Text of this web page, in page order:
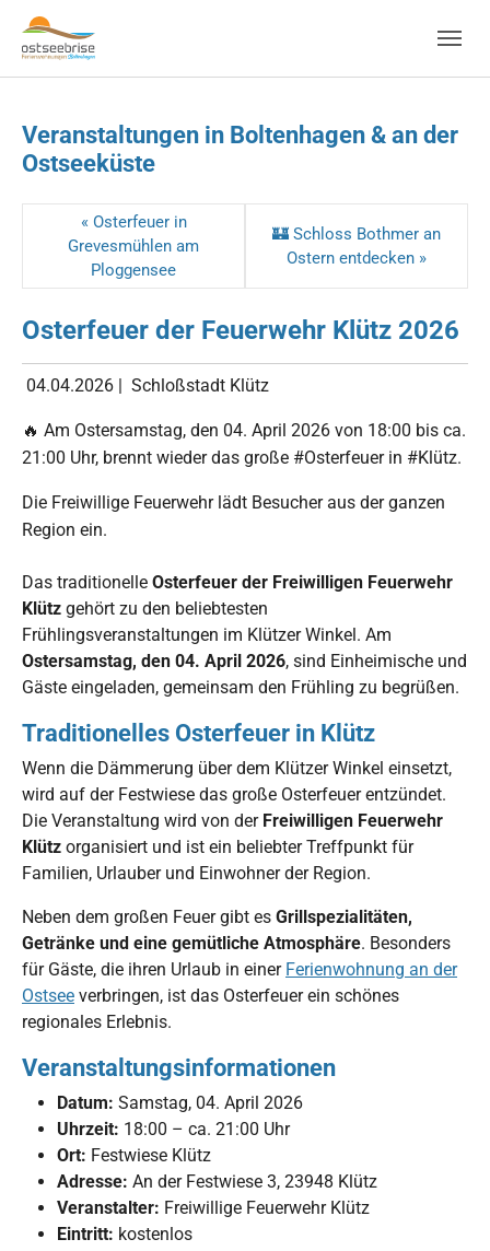
Skip to main navigation
Zum Hauptinhalt springen
Skip to page footer
Veranstaltungen in Boltenhagen & an der
Ostseeküste
« Osterfeuer in
Grevesmühlen am
Ploggensee
🏰 Schloss Bothmer an
Ostern entdecken »
Osterfeuer der Feuerwehr Klütz 2026
04.04.2026 | Schloßstadt Klütz
🔥 Am Ostersamstag, den 04. April 2026 von 18:00 bis ca.
21:00 Uhr, brennt wieder das große #Osterfeuer in #Klütz.
Die Freiwillige Feuerwehr lädt Besucher aus der ganzen
Region ein.
Das traditionelle Osterfeuer der Freiwilligen Feuerwehr
Klütz gehört zu den beliebtesten
Frühlingsveranstaltungen im Klützer Winkel. Am
Ostersamstag, den 04. April 2026, sind Einheimische und
Gäste eingeladen, gemeinsam den Frühling zu begrüßen.
Traditionelles Osterfeuer in Klütz
Wenn die Dämmerung über dem Klützer Winkel einsetzt,
wird auf der Festwiese das große Osterfeuer entzündet.
Die Veranstaltung wird von der Freiwilligen Feuerwehr
Klütz organisiert und ist ein beliebter Treffpunkt für
Familien, Urlauber und Einwohner der Region.
Neben dem großen Feuer gibt es Grillspezialitäten,
Getränke und eine gemütliche Atmosphäre. Besonders
für Gäste, die ihren Urlaub in einer Ferienwohnung an der
Ostsee verbringen, ist das Osterfeuer ein schönes
regionales Erlebnis.
Veranstaltungsinformationen
Datum: Samstag, 04. April 2026
Uhrzeit: 18:00 – ca. 21:00 Uhr
Ort: Festwiese Klütz
Adresse: An der Festwiese 3, 23948 Klütz
Veranstalter: Freiwillige Feuerwehr Klütz
Eintritt: kostenlos